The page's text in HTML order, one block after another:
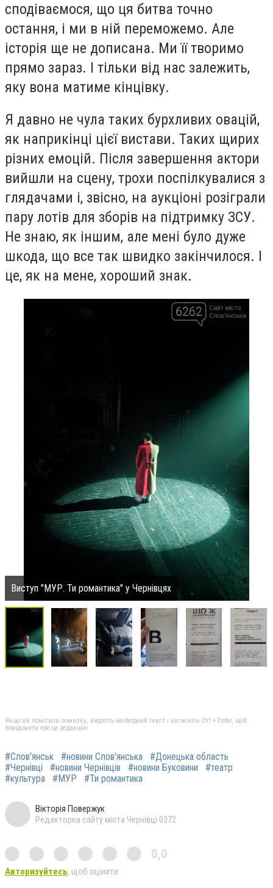
сподіваємося, що ця битва точно
остання, і ми в ній переможемо. Але
історія ще не дописана. Ми її творимо
прямо зараз. І тільки від нас залежить,
яку вона матиме кінцівку.
Я давно не чула таких бурхливих овацій,
як наприкінці цієї вистави. Таких щирих
різних емоцій. Після завершення актори
вийшли на сцену, трохи поспілкувалися з
глядачами і, звісно, на аукціоні розіграли
пару лотів для зборів на підтримку ЗСУ.
Не знаю, як іншим, але мені було дуже
шкода, що все так швидко закінчилося. І
це, як на мене, хороший знак.
Виступ "МУР. Ти романтика" у Чернівцях
Якщо ви помітили помилку, виділіть необхідний текст і натисніть Ctrl + Enter, щоб
повідомити про це редакцію
#Слов'янськ #новини Слов'янська
#Донецька область
#Чернівці
#новини Чернівців #новини Буковини
#театр
#культура
#МУР #Ти романтика
Вікторія Повержук
Редакторка сайту міста Чернівці 0372
0,0
Авторизуйтесь, щоб оцінити